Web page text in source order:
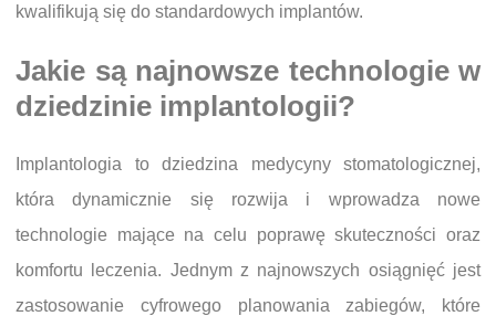
kwalifikują się do standardowych implantów.
Jakie są najnowsze technologie w
dziedzinie implantologii?
Implantologia to dziedzina medycyny stomatologicznej,
która dynamicznie się rozwija i wprowadza nowe
technologie mające na celu poprawę skuteczności oraz
komfortu leczenia. Jednym z najnowszych osiągnięć jest
zastosowanie cyfrowego planowania zabiegów, które